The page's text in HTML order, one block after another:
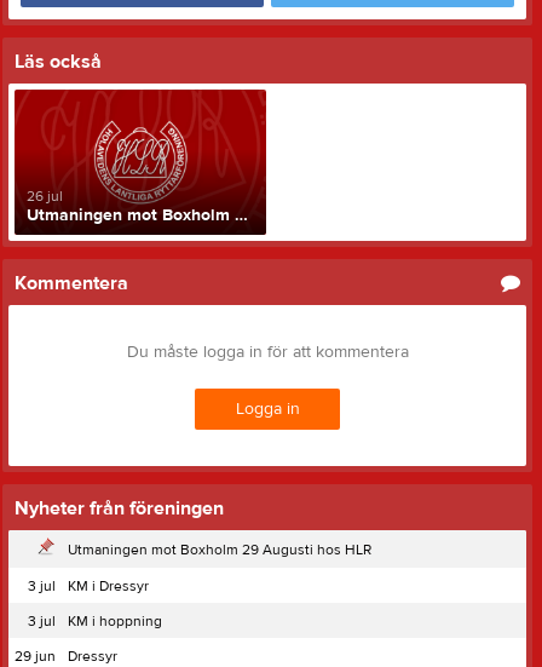
Läs också
26 jul
Utmaningen mot Boxholm 29 Augusti hos HLR
Kommentera
Du måste logga in för att kommentera
Logga in
Nyheter från föreningen
Utmaningen mot Boxholm 29 Augusti hos HLR
3 jul
KM i Dressyr
3 jul
KM i hoppning
29 jun
Dressyr